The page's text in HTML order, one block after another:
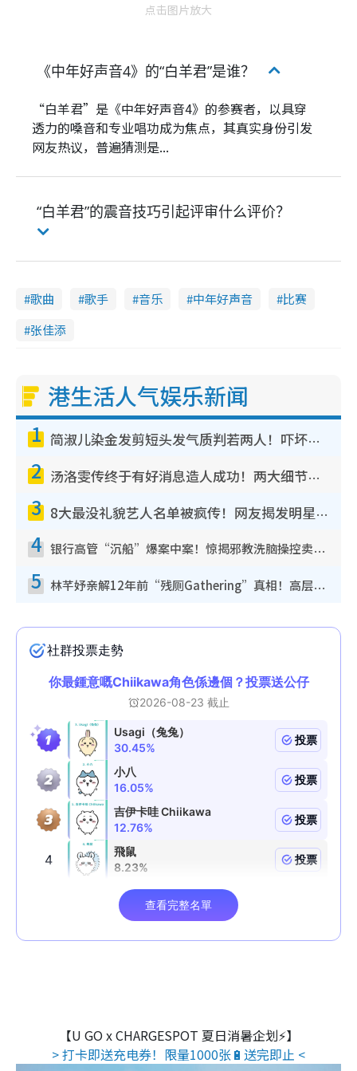
点击图片放大
《中年好声音4》的“白羊君”是谁？
“白羊君”是《中年好声音4》的参赛者，以具穿
透力的嗓音和专业唱功成为焦点，其真实身份引发
网友热议，普遍猜测是...
“白羊君”的震音技巧引起评审什么评价？
歌曲 歌手 音乐 中年好声音
比赛
张佳添
港生活人气娱乐新闻
1 简淑儿染金发剪短头发气质判若两人！吓坏老公麦大力都认不出：“你做什么？”
2 汤洛雯传终于有好消息造人成功！两大细节曝孕味极浓引猜测：大肚婆先会咁！
3 8大最没礼貌艺人名单被疯传！网友揭发明星真面目，一致数落这一位是无品天花板？
4 银行高管“沉船”爆案中案！惊揭邪教洗脑操控卖淫被吞600万，幕后黑手讲多错多
5 林芊妤亲解12年前“残厕Gathering”真相！高层解约一句话重创尊严，至今拒返TVB
【U GO x CHARGESPOT 夏日消暑企划⚡】
> 打卡即送充电券！限量1000张🔋送完即止 <